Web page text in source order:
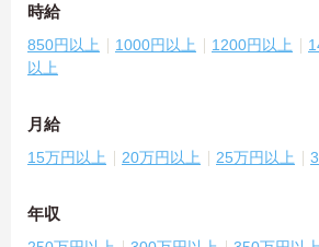
時給
850円以上 1000円以上 1200円以上
以上
月給
15万円以上 20万円以上 25万円以上
年収